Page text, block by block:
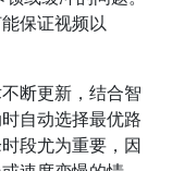
保证视频以
断更新，结合智
自动选择最优路
段尤为重要，因